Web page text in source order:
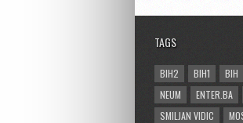
TAGS
BIH2 BIH1 BIH
NEUM
ENTER.BA
SMILJAN VIDIC